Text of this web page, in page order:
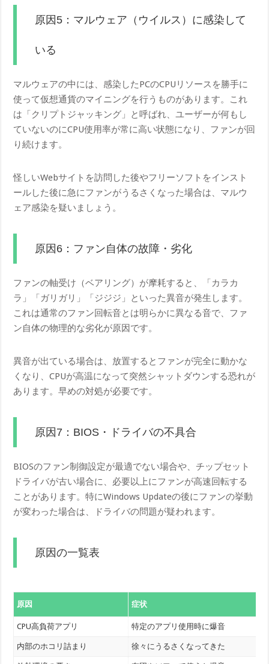
原因5：マルウェア（ウイルス）に感染して
いる
マルウェアの中には、感染したPCのCPUリソースを勝手に
使って仮想通貨のマイニングを行うものがあります。これ
は「クリプトジャッキング」と呼ばれ、ユーザーが何もし
ていないのにCPU使用率が常に高い状態になり、ファンが回
り続けます。
怪しいWebサイトを訪問した後やフリーソフトをインスト
ールした後に急にファンがうるさくなった場合は、マルウ
ェア感染を疑いましょう。
原因6：ファン自体の故障・劣化
ファンの軸受け（ベアリング）が摩耗すると、「カラカ
ラ」「ガリガリ」「ジジジ」といった異音が発生します。
これは通常のファン回転音とは明らかに異なる音で、ファ
ン自体の物理的な劣化が原因です。
異音が出ている場合は、放置するとファンが完全に動かな
くなり、CPUが高温になって突然シャットダウンする恐れが
あります。早めの対処が必要です。
原因7：BIOS・ドライバの不具合
BIOSのファン制御設定が最適でない場合や、チップセット
ドライバが古い場合に、必要以上にファンが高速回転する
ことがあります。特にWindows Updateの後にファンの挙動
が変わった場合は、ドライバの問題が疑われます。
原因の一覧表
原因 症状
CPU高負荷アプリ 特定のアプリ使用時に爆音
内部のホコリ詰まり 徐々にうるさくなってきた